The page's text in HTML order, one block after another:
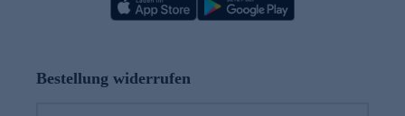
Bestellung widerrufen